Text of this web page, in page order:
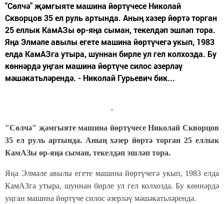
"Сөлчә" җәмгыяте машина йөртүчесе Николай
Скворцов 35 ел руль артында. Аның хәзер йөртә торган
25 еллык КамАЗы өр-яңа сыман, текелдәп эшләп тора.
Яңа Элмәле авылы егете машина йөртүчегә укып, 1983
елда КамАЗга утыра, шуннан бирле ул гел колхозда. Бу
көннәрдә уңган машина йөртүче силос әзерләү
мәшәкатьләрендә. - Николай Гурьевич бик...
"Сөлчә" җәмгыяте машина йөртүчесе Николай Скворцов
35 ел руль артында. Аның хәзер йөртә торган 25 еллык
КамАЗы өр-яңа сыман, текелдәп эшләп тора.
Яңа Элмәле авылы егете машина йөртүчегә укып, 1983 елда
КамАЗга утыра, шуннан бирле ул гел колхозда. Бу көннәрдә
уңган машина йөртүче силос әзерләү мәшәкатьләрендә.